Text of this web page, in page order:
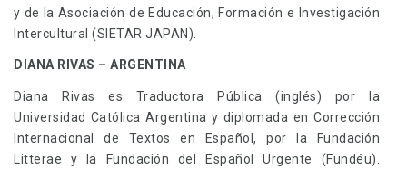
y de la Asociación de Educación, Formación e Investigación
Intercultural (SIETAR JAPAN).
DIANA RIVAS – ARGENTINA
Diana Rivas es Traductora Pública (inglés) por la
Universidad Católica Argentina y diplomada en Corrección
Internacional de Textos en Español, por la Fundación
Litterae y la Fundación del Español Urgente (Fundéu).